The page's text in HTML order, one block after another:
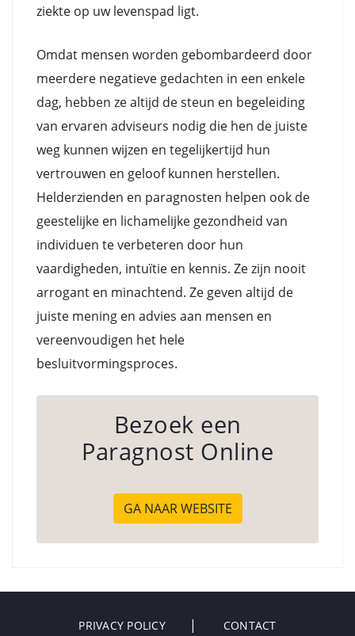
ziekte op uw levenspad ligt.
Omdat mensen worden gebombardeerd door
meerdere negatieve gedachten in een enkele
dag, hebben ze altijd de steun en begeleiding
van ervaren adviseurs nodig die hen de juiste
weg kunnen wijzen en tegelijkertijd hun
vertrouwen en geloof kunnen herstellen.
Helderzienden en paragnosten helpen ook de
geestelijke en lichamelijke gezondheid van
individuen te verbeteren door hun
vaardigheden, intuïtie en kennis. Ze zijn nooit
arrogant en minachtend. Ze geven altijd de
juiste mening en advies aan mensen en
vereenvoudigen het hele
besluitvormingsproces.
Bezoek een
Paragnost Online
GA NAAR WEBSITE
PRIVACY POLICY CONTACT